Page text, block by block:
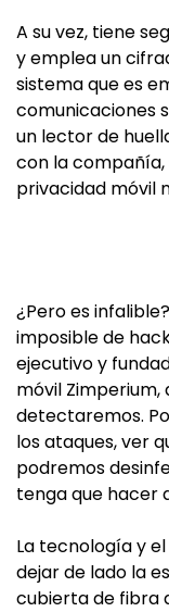
A su vez, tiene
y emplea un
sistema que es
comunicaciones
un lector de
con la
privacidad móvil
¿Pero es
imposible de
ejecutivo y
móvil Zimperium,
detectaremos.
los ataques, ver
podremos
tenga que hacer
La tecnología y
dejar de lado la
cubierta de fibra